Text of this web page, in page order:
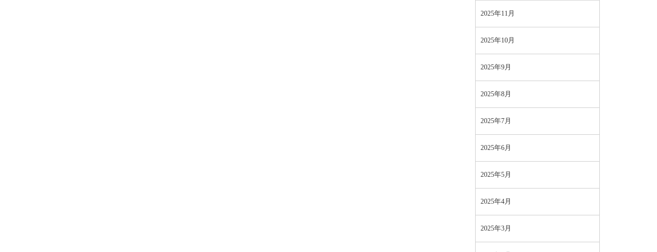
2025年11月
2025年10月
2025年9月
2025年8月
2025年7月
2025年6月
2025年5月
2025年4月
2025年3月